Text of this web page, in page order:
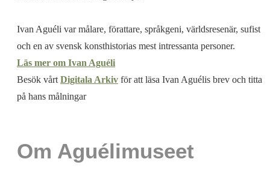
Ivan Aguéli var målare, förattare, språkgeni, världsresenär, sufist
och en av svensk konsthistorias mest intressanta personer.
Läs mer om Ivan Aguéli
Besök vårt Digitala Arkiv för att läsa Ivan Aguélis brev och titta
på hans målningar
Om Aguélimuseet